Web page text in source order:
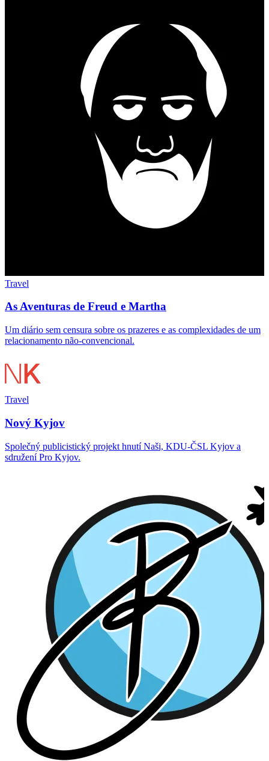
Travel
As Aventuras de Freud e Martha
Um diário sem censura sobre os prazeres e as complexidades de um
relacionamento não-convencional.
Travel
Nový Kyjov
Společný publicistický projekt hnutí Naši, KDU-ČSL Kyjov a
sdružení Pro Kyjov.